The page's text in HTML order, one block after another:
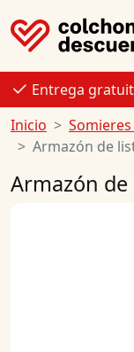
Entrega
Inicio
Armazón de
Armazón de